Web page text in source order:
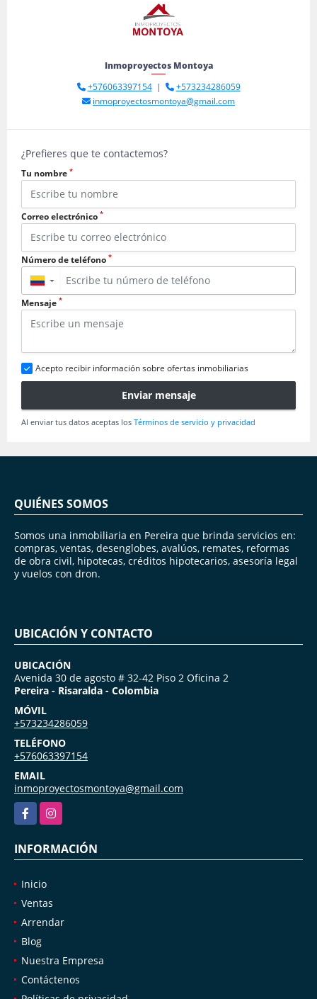
Inmoproyectos Montoya
+576063397154|
+573234286059
inmoproyectosmontoya@gmail.com
¿Prefieres que te contactemos?
Tu nombre *
Correo electrónico *
Número de teléfono *
▼
Mensaje *
Acepto recibir información sobre ofertas inmobiliarias
Enviar mensaje
Al enviar tus datos aceptas los Términos de servicio y privacidad
QUIÉNES SOMOS
Somos una inmobiliaria en Pereira que brinda servicios en:
compras, ventas, desenglobes, avalúos, remates, reformas
de obra civil, hipotecas, créditos hipotecarios, asesoría legal
y vuelos con dron.
UBICACIÓN Y CONTACTO
UBICACIÓN
Avenida 30 de agosto # 32-42 Piso 2 Oficina 2
Pereira - Risaralda - Colombia
MÓVIL
+573234286059
TELÉFONO
+576063397154
EMAIL
inmoproyectosmontoya@gmail.com
FacebookInstagram
INFORMACIÓN
Inicio
Ventas
Arrendar
Blog
Nuestra Empresa
Contáctenos